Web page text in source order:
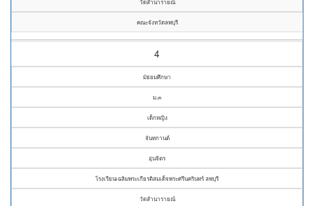
วัดลำนารายณ์
คณะจังหวัดลพบุรี
4
มัธยมศึกษา
ม.๓
เด็กหญิง
จันทกานต์
อุ่นจิตร
โรงเรียนเฉลิมพระเกียรติสมเด็จพระศรีนครินทร์ ลพบุรี
วัดลำนารายณ์